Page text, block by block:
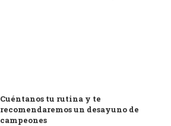
Cuéntanos tu rutina y te
recomendaremos un desayuno de
campeones